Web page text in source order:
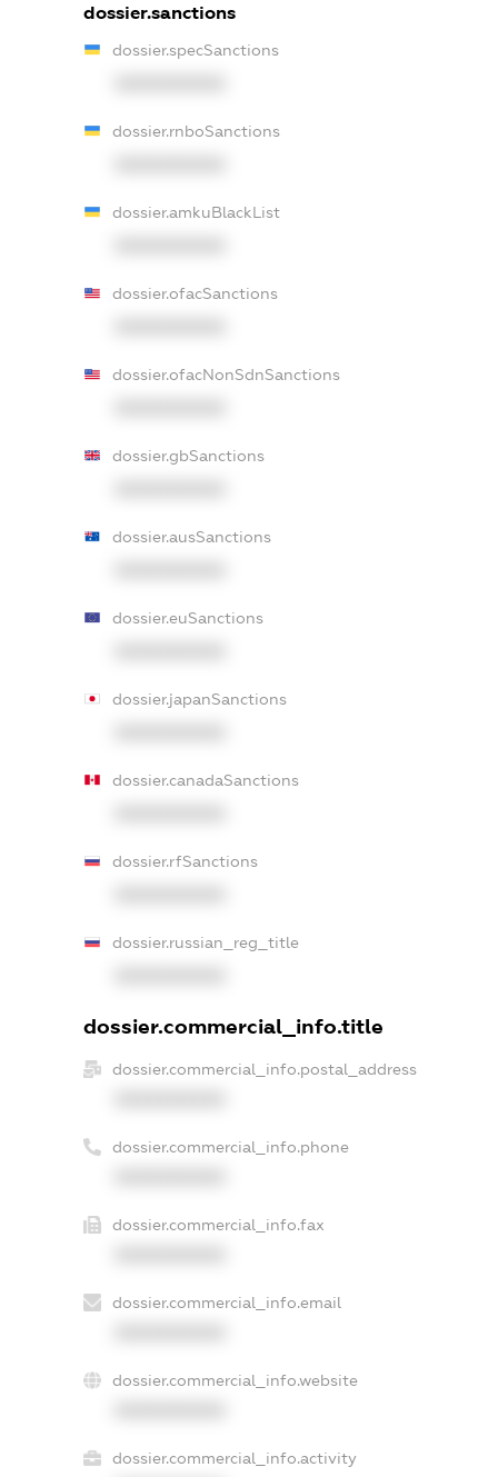
dossier.sanctions
dossier.specSanctions
dossier.rnboSanctions
dossier.amkuBlackList
dossier.ofacSanctions
dossier.ofacNonSdnSanctions
dossier.gbSanctions
dossier.ausSanctions
dossier.euSanctions
dossier.japanSanctions
dossier.canadaSanctions
dossier.rfSanctions
dossier.russian_reg_title
dossier.commercial_info.title
dossier.commercial_info.postal_address
dossier.commercial_info.phone
dossier.commercial_info.fax
dossier.commercial_info.email
dossier.commercial_info.website
dossier.commercial_info.activity